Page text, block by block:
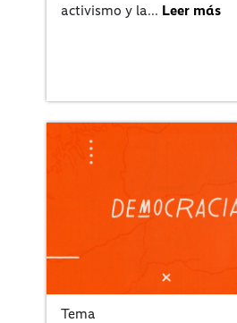
activismo y la... Leer más
Tema